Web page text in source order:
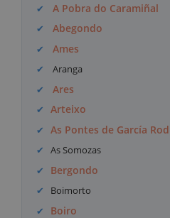
A Pobra do Caramiñal
Abegondo
Ames
Aranga
Ares
Arteixo
As Pontes de García
As Somozas
Bergondo
Boimorto
Boiro